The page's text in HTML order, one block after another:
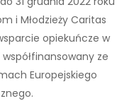
i Młodzieży Caritas
opiekuńcze w
ze
Europejskiego